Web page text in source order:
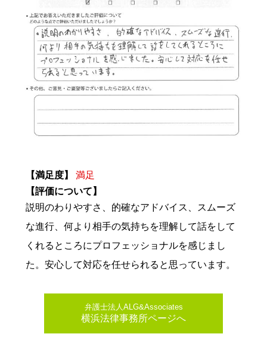
【満足度】
満足
【評価について】
説明のわりやすさ、的確なアドバイス、スムーズ
な進行、何より相手の気持ちを理解して話をして
くれるところにプロフェッショナルを感じまし
た。安心して対応を任せられると思っています。
弁護士法人ALG&Associates
横浜法律事務所ページへ